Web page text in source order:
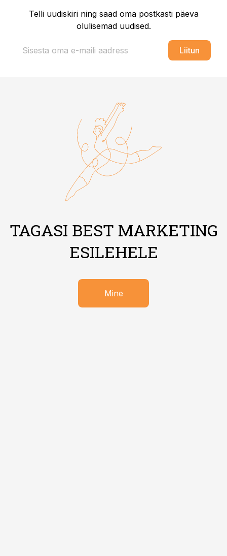
Telli uudiskiri ning saad oma postkasti päeva
olulisemad uudised.
Liitun
TAGASI BEST MARKETING
ESILEHELE
Mine